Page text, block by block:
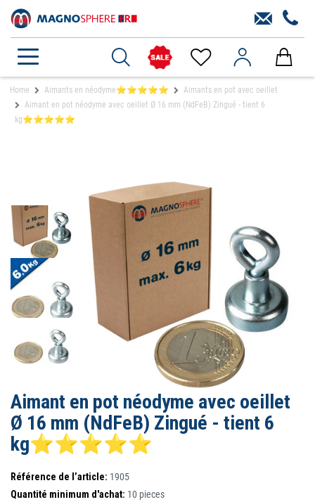
Home Aimants en néodyme⭐⭐⭐⭐⭐
Aimants en pot avec oeillet
Aimant en pot néodyme avec oeillet Ø 16 mm (NdFeB) Zingué - tient 6
kg⭐⭐⭐⭐⭐
Aimant en pot néodyme avec oeillet
Ø 16 mm (NdFeB) Zingué - tient 6
kg⭐⭐⭐⭐⭐
Référence de l’article: 1905
Quantité minimum d'achat: 10 pieces